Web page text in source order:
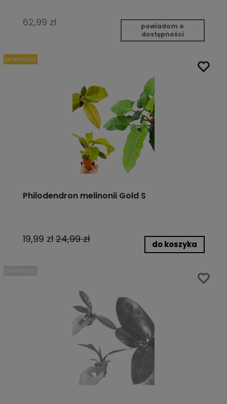
62,99 zł
powiadom o
dostępności
Philodendron melinonii Gold S
19,99 zł24,99 zł do koszyka
promocja